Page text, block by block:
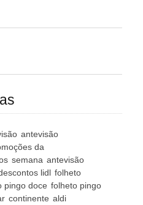
antevisão
da
semana antevisão
lidl folheto
pingo doce folheto pingo
continente aldi